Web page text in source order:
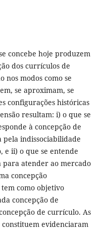
concebe hoje produzem
dos currículos de
nos modos como se
se aproximam, se
configurações históricas
resultam: i) o que se
à concepção de
indissociabilidade
e ii) o que se entende
atender ao mercado
concepção
como objetivo
concepção de
de currículo. As
constituem evidenciaram